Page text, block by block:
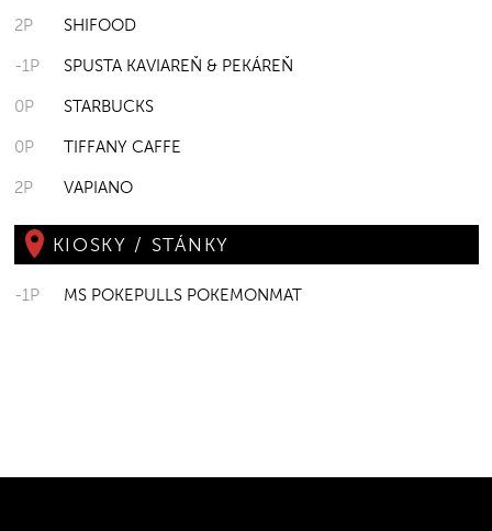
2P SHIFOOD
-1P SPUSTA KAVIAREŇ & PEKÁREŇ
0P STARBUCKS
0P TIFFANY CAFFE
2P VAPIANO
KIOSKY / STÁNKY
-1P MS POKEPULLS POKEMONMAT